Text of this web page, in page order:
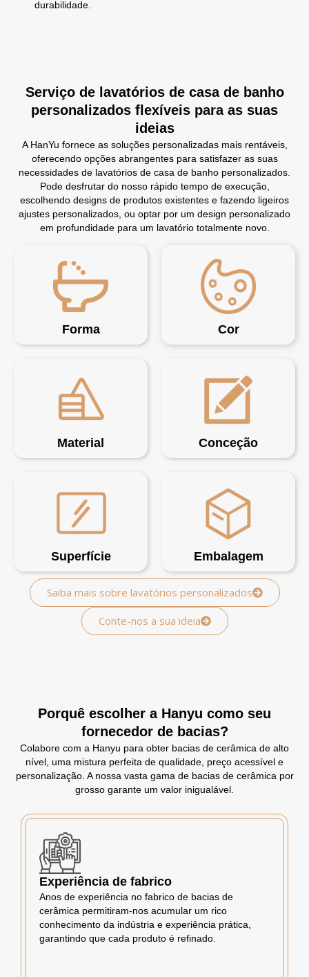
durabilidade.
Serviço de lavatórios de casa de banho
personalizados flexíveis para as suas
ideias
A HanYu fornece as soluções personalizadas mais rentáveis,
oferecendo opções abrangentes para satisfazer as suas
necessidades de lavatórios de casa de banho personalizados.
Pode desfrutar do nosso rápido tempo de execução,
escolhendo designs de produtos existentes e fazendo ligeiros
ajustes personalizados, ou optar por um design personalizado
em profundidade para um lavatório totalmente novo.
Forma Cor
Material Conceção
Superfície Embalagem
Saiba mais sobre lavatórios personalizados
Conte-nos a sua ideia
Porquê escolher a Hanyu como seu
fornecedor de bacias?
Colabore com a Hanyu para obter bacias de cerâmica de alto
nível, uma mistura perfeita de qualidade, preço acessível e
personalização. A nossa vasta gama de bacias de cerâmica por
grosso garante um valor inigualável.
Experiência de fabrico
Anos de experiência no fabrico de bacias de
cerâmica permitiram-nos acumular um rico
conhecimento da indústria e experiência prática,
garantindo que cada produto é refinado.